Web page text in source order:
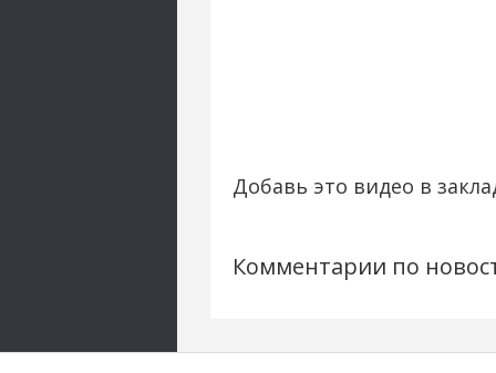
Добавь это видео в
Комментарии по